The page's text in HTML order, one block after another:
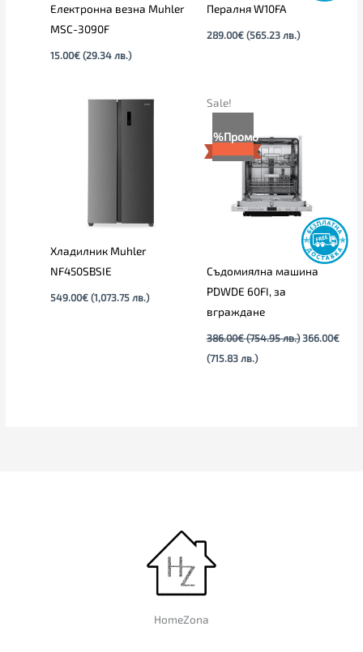
Електронна везна Muhler
MSC-3090F
15.00€ (29.34 лв.)
Пералня W10FA
289.00€ (565.23 лв.)
Хладилник Muhler
NF450SBSIE
549.00€ (1,073.75 лв.)
Sale!
5%Промо
Съдомиялна машина
PDWDE 60FI, за
вграждане
386.00€ (754.95 лв.)
386.00€
366.00€
(715.83 лв.)
366.00€
(715.83
лв.).
HomeZona